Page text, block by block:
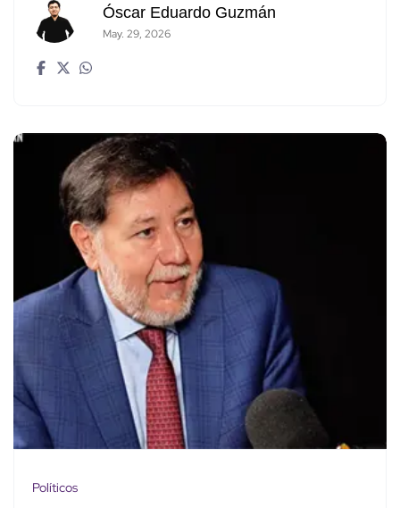
Óscar Eduardo Guzmán
May. 29, 2026
Políticos